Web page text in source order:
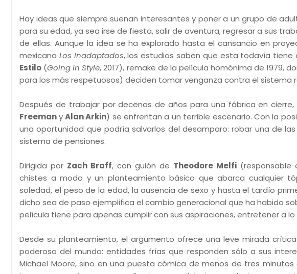
Hay ideas que siempre suenan interesantes y poner a un grupo de
para su edad, ya sea irse de fiesta, salir de aventura, regresar a sus
de ellas. Aunque la idea se ha explorado hasta el cansancio en
mexicana Los Inadaptados, los estudios saben que esta todavía
Estilo (Going in Style, 2017), remake de la película homónima de 1979,
para los más respetuosos) deciden tomar venganza contra el sistema
Después de trabajar por decenas de años para una fábrica en
FreemanyAlan Arkin) se enfrentan a un terrible escenario. Con la
una oportunidad que podría salvarlos del desamparo: robar una de
sistema de pensiones.
Dirigida por Zach Braff, con guión de Theodore Melfi (responsable
chistes a modo y un planteamiento básico que abarca cualquier
soledad, el peso de la edad, la ausencia de sexo y hasta el tardío
dicho sea de paso ejemplifica el cambio generacional que ha habido
película tiene para apenas cumplir con sus aspiraciones, entretener a
Desde su planteamiento, el argumento ofrece una leve mirada
poderoso del mundo: entidades frías que responden sólo a sus
Michael Moore, sino en una puesta cómica de menos de tres